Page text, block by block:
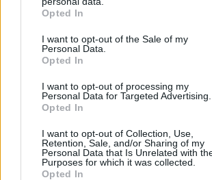
grant or deny consent to Google and its
use your data for below specified purposes
consent section.
Opted In
I want to opt-out of the Sale of my
Personal Data.
Opted In
I want to opt-out of processing my
Personal Data for Targeted Advertising.
Opted In
I want to opt-out of Collection, Use,
Retention, Sale, and/or Sharing of my
Personal Data that Is Unrelated with
Purposes for which it was collected.
Opted In
«Πόσα θέλεις για το κορίτσι;»:
Κρήτη ζητά... τιμή για να ασελγήσει
καταγγέλλει ο ιδιοκτήτης
07.08.2026, 18:22